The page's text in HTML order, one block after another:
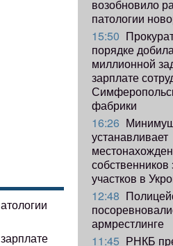
возобновило
патологии
15:50
порядке
миллионной
зарплате
фабрики
16:26
устанавливает
участков в
12:48
армрестлинге
11:45 РНКБ